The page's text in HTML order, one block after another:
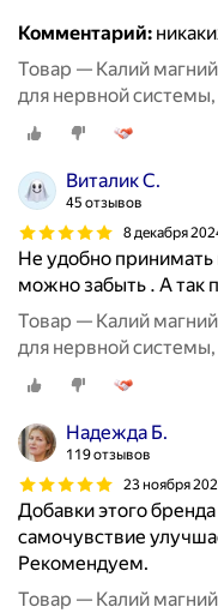
Комментарий:
Товар — Калий
для нервной системы,
Виталик С.
45 отзывов
8 декабря
Не удобно принимать
можно забыть . А так
Товар — Калий
для нервной системы,
Надежда Б.
119 отзывов
23 ноября
Добавки этого
самочувствие
Рекомендуем.
Товар — Калий